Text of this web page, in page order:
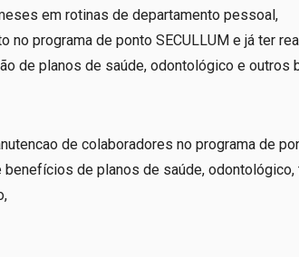
em rotinas de departamento pessoal,
no programa de ponto SECULLUM e já ter
de planos de saúde, odontológico e outros
de colaboradores no programa de
benefícios de planos de saúde,